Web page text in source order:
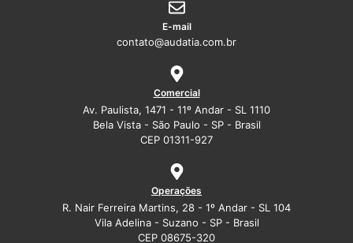
E-mail
contato@audatia.com.br
Comercial
Av. Paulista, 1471 - 11º Andar - SL 1110
Bela Vista - São Paulo - SP - Brasil
CEP 01311-927
Operações
R. Nair Ferreira Martins, 28 - 1º Andar - SL 104
Vila Adelina - Suzano - SP - Brasil
CEP 08675-320